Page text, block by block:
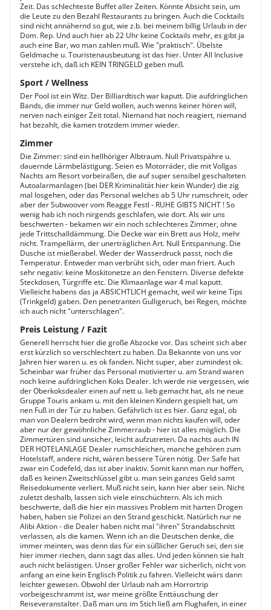
Zeit. Das schlechteste Buffet aller Zeiten. Könnte Absicht sein, um
die Leute zu den Bezahl Restaurants zu bringen. Auch die Cocktails
sind nicht annähernd so gut, wie z.b. bei meinem billig Urlaub in der
Dom. Rep. Und auch hier ab 22 Uhr keine Cocktails mehr, es gibt ja
auch eine Bar, wo man zahlen muß. Wie "praktisch". Übelste
Geldmache u. Touristenausbeutung ist das hier. Unter All Inclusive
verstehe ich, daß ich KEIN TRINGELD geben muß.
Sport / Wellness
Der Pool ist ein Witz. Der Billiardtisch war kaputt. Die aufdringlichen
Bands, die immer nur Geld wollen, auch wenns keiner hören will,
nerven nach einiger Zeit total. Niemand hat noch reagiert, niemand
hat bezahlt, die kamen trotzdem immer wieder.
Zimmer
Die Zimmer: sind ein hellhöriger Albtraum. Null Privatspähre u.
dauernde Lärmbelästigung. Seien es Motorräder, die mit Vollgas
Nachts am Resort vorbeiraßen, die auf super sensibel geschalteten
Autoalarmanlagen (bei DER Kriminalität hier kein Wunder) die zig
mal losgehen, oder das Personal welches ab 5 Uhr rumschreit, oder
aber der Subwoover vom Reagge Festl - RUHE GIBTS NICHT ! So
wenig hab ich noch nirgends geschlafen, wie dort. Als wir uns
beschwerten - bekamen wir ein noch schlechteres Zimmer, ohne
jede Trittschalldämmung. Die Decke war ein Brett aus Holz, mehr
nicht. Trampellärm, der unerträglichen Art. Null Entspannung. Die
Dusche ist mießerabel. Weder der Wasserdruck passt, noch die
Temperatur. Entweder man verbrüht sich, oder man friert. Auch
sehr negativ: keine Moskitonetze an den Fenstern. Diverse defekte
Steckdosen, Türgriffe etc. Die Klimaanlage war 4 mal kaputt.
Vielleicht habens das ja ABSICHTLICH gemacht, weil wir keine Tips
(Trinkgeld) gaben. Den penetranten Gulligeruch, bei Regen, möchte
ich auch nicht "unterschlagen".
Preis Leistung / Fazit
Generell herrscht hier die große Abzocke vor. Das scheint sich aber
erst kürzlich so verschlechtert zu haben. Da Bekannte von uns vor
Jahren hier waren u. es ok fanden. Nicht super, aber zumindest ok.
Scheinbar war früher das Personal motivierter u. am Strand waren
noch keine aufdringlichen Koks Dealer. Ich werde nie vergessen, wie
der Oberkoksdealer einen auf nett u. lieb gemacht hat, als ne neue
Gruppe Touris ankam u. mit den kleinen Kindern gespielt hat, um
nen Fuß in der Tür zu haben. Gefährlich ist es hier. Ganz egal, ob
man von Dealern bedroht wird, wenn man nichts kaufen will, oder
aber nur der gewöhnliche Zimmerraub - hier ist alles möglich. Die
Zimmertüren sind unsicher, leicht aufzutreten. Da nachts auch IN
DER HOTELANLAGE Dealer rumschleichen, manche gehören zum
Hotelstaff, andere nicht, wären bessere Türen nötig. Der Safe hat
zwar ein Codefeld, das ist aber inaktiv. Somit kann man nur hoffen,
daß es keinen Zweitschlüssel gibt u. man sein ganzes Geld samt
Reisedokumente verliert. Muß nicht sein, kann hier aber sein. Nicht
zuletzt deshalb, lassen sich viele einschüchtern. Als ich mich
beschwerte, daß die hier ein massives Problem mit harten Drogen
haben, haben sie Polizei an den Strand geschickt. Natürlich nur ne
Alibi Aktion - die Dealer haben nicht mal "ihren" Strandabschnitt
verlassen, als die kamen. Wenn ich an die Deutschen denke, die
immer meinten, was denn das für ein süßlicher Geruch sei, den sie
hier immer riechen, dann sagt das alles. Und jeden können sie halt
auch nicht belästigen. Unser großer Fehler war sicherlich, nicht von
anfang an eine kein Englisch Politik zu fahren. Vielleicht wärs dann
leichter gewesen. Obwohl der Urlaub nah am Horrortrip
vorbeigeschrammt ist, war meine größte Enttäuschung der
Reiseveranstalter. Daß man uns im Stich ließ am Flughafen, in einer